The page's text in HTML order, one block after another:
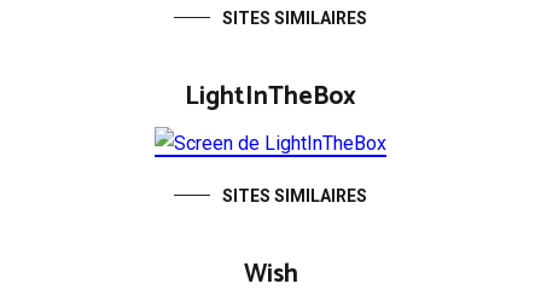
SITES SIMILAIRES
LightInTheBox
SITES SIMILAIRES
Wish